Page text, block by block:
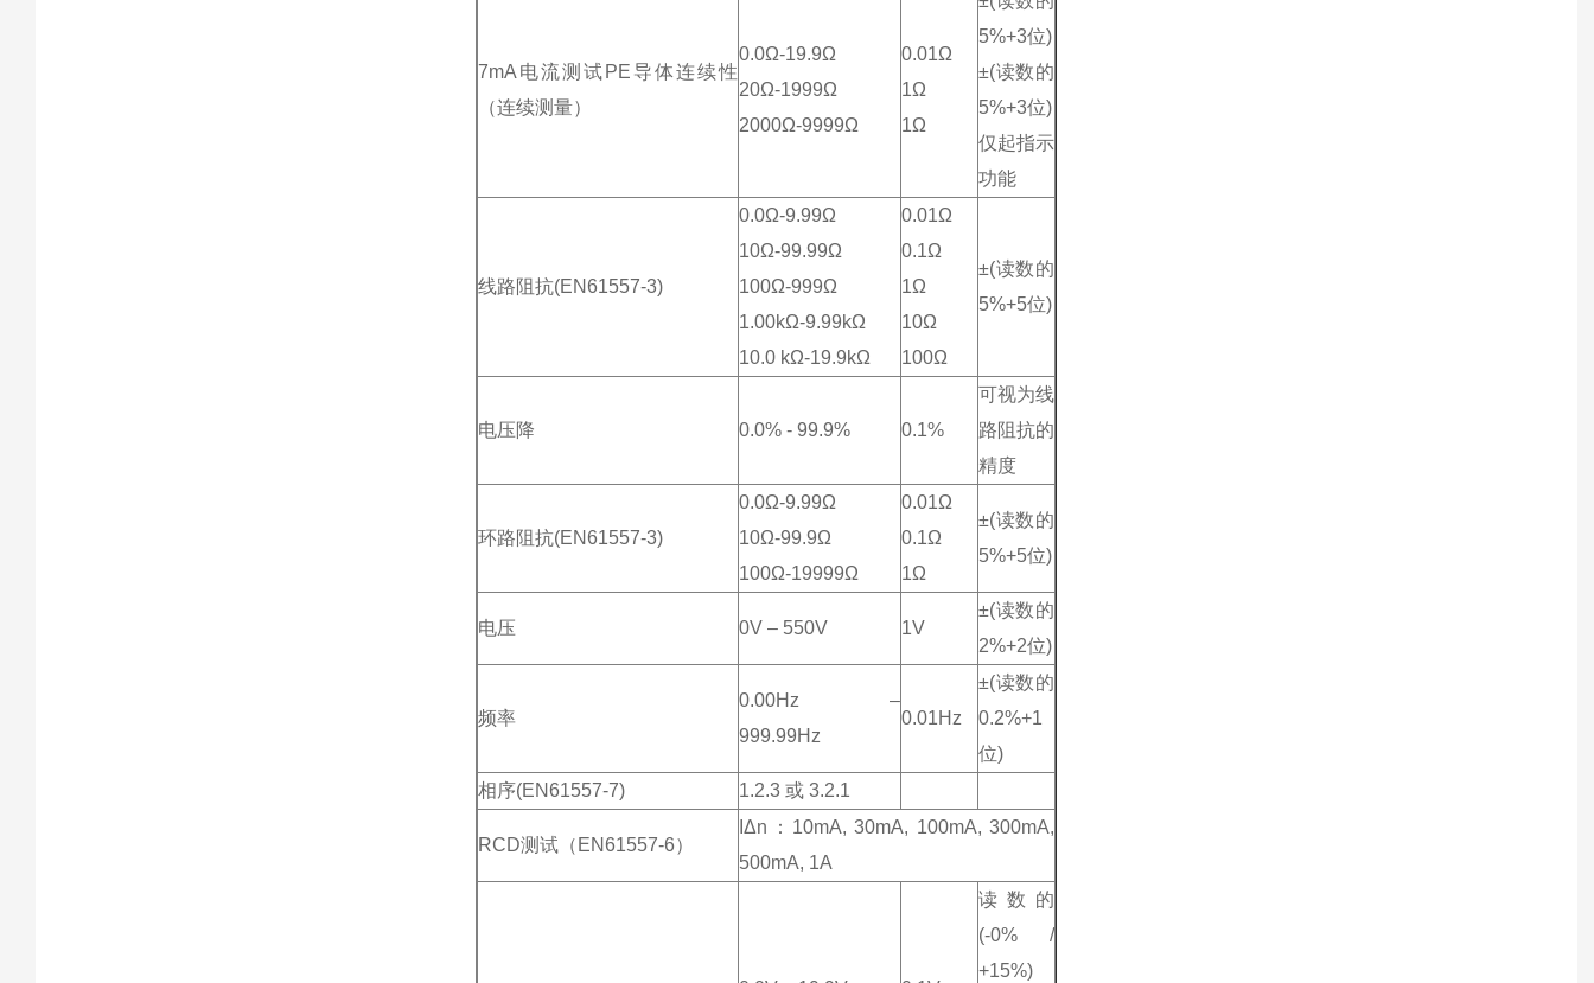
7mA电流测试PE导体连续性
（连续测量）
0.0Ω-19.9Ω
20Ω-1999Ω
2000Ω-9999Ω
0.01Ω
1Ω
1Ω
5%+3位)
±(读数的
5%+3位)
仅起指示
功能
线路阻抗(EN61557-3)
0.0Ω-9.99Ω
10Ω-99.99Ω
100Ω-999Ω
1.00kΩ-9.99kΩ
10.0 kΩ-19.9kΩ
0.01Ω
0.1Ω
1Ω
10Ω
100Ω
±(读数的
5%+5位)
电压降 0.0% - 99.9% 0.1%
可视为线
路阻抗的
精度
环路阻抗(EN61557-3)
0.0Ω-9.99Ω
10Ω-99.9Ω
100Ω-19999Ω
0.01Ω
0.1Ω
1Ω
±(读数的
5%+5位)
电压 0V – 550V 1V
±(读数的
2%+2位)
频率
0.00Hz –
999.99Hz
0.01Hz
±(读数的
0.2%+1
位)
相序(EN61557-7)
1.2.3 或 3.2.1
RCD测试（EN61557-6）
IΔn：10mA, 30mA, 100mA, 300mA,
500mA, 1A
读数的
(-0% /
+15%)